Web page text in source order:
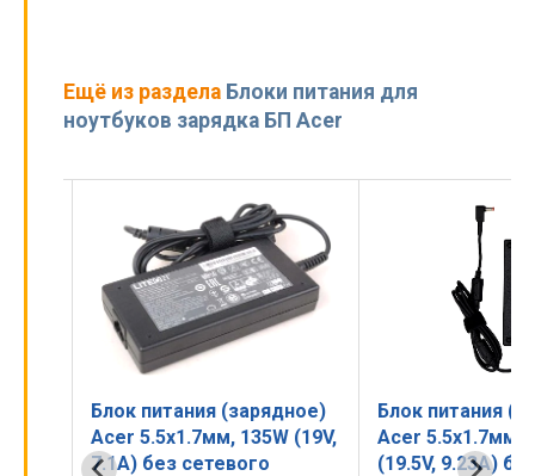
Ещё из раздела Блоки питания для
ноутбуков зарядка БП Acer
Блок питания (зарядное)
Acer 5.5x1.7мм, 135W (19V,
7.1A) без сетевого
Блок питания
Acer 5.5x1.7мм,
(19.5V, 9.23A)